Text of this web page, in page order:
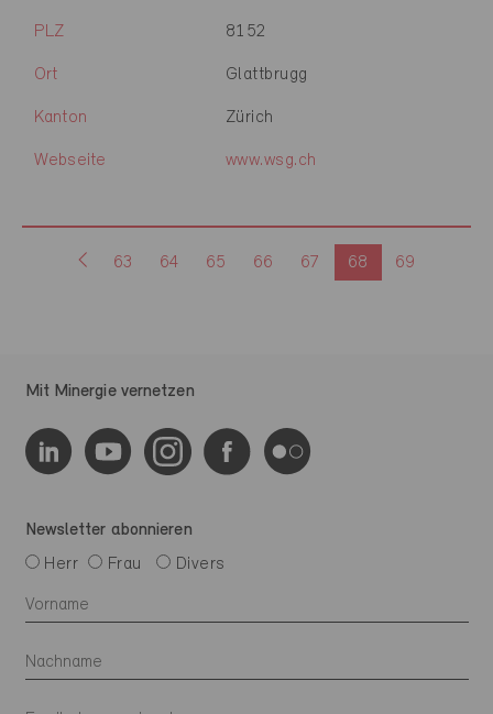
PLZ 8152
Ort Glattbrugg
Kanton Zürich
Webseite www.wsg.ch
63 64 65 66 67 68 69
Mit Minergie vernetzen
Newsletter abonnieren
Herr
Frau Divers